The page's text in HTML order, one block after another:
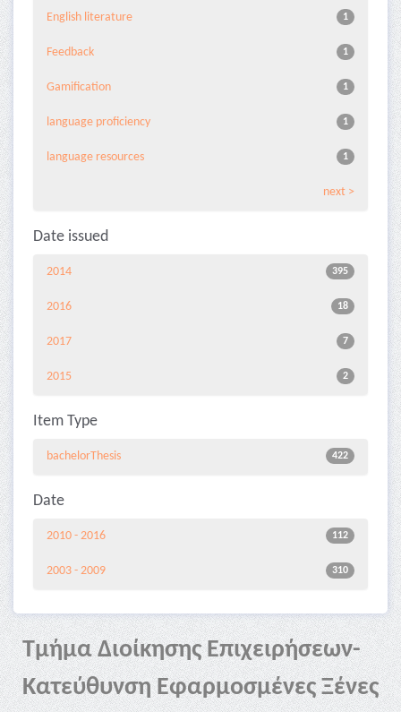
1
English literature
1
Feedback
1
Gamification
1
language proficiency
1
language resources
next >
Date issued
395
2014
18
2016
7
2017
2
2015
Item Type
422
bachelorThesis
Date
112
2010 - 2016
310
2003 - 2009
Τμήμα Διοίκησης Επιχειρήσεων-
Κατεύθυνση Εφαρμοσμένες Ξένες